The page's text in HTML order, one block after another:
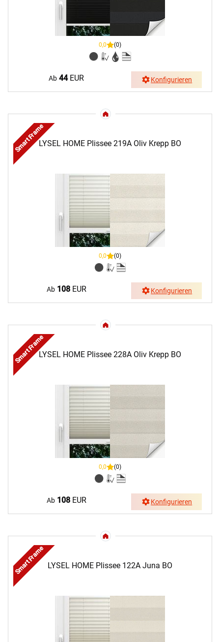
0,0 (0)
Ab 44EUR Konfigurieren
LYSEL HOME Plissee 219A Oliv Krepp BO
Smart Frame
0,0 (0)
Ab 108EUR Konfigurieren
LYSEL HOME Plissee 228A Oliv Krepp BO
Smart Frame
0,0 (0)
Ab 108EUR Konfigurieren
LYSEL HOME Plissee 122A Juna BO
Smart Frame